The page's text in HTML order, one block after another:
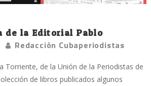
de la Editorial Pablo
Redacción Cubaperiodistas
Torriente, de la Unión de la Periodistas de
de libros publicados algunos